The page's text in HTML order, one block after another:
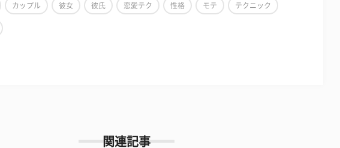
カップル 彼女 彼氏 恋愛テク 性格 モテ テクニック
関連記事